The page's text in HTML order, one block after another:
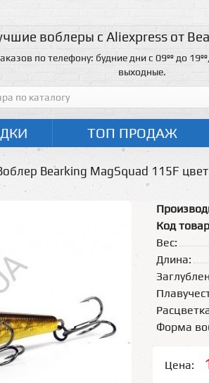
воблеры с Aliexpress от
по телефону: будние дни с 09ºº до
выходные.
ТОП ПРОДАЖ
Bearking MagSquad 115F
Код
Вес:
Длина:
Форма
Цена: